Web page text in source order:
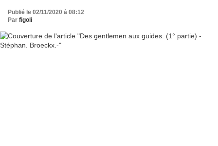
Publié le 02/11/2020 à 08:12
Par figoli